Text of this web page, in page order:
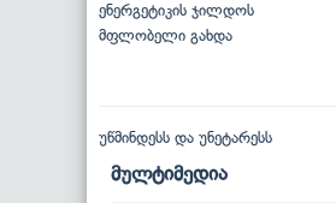
ენერგეტიკის ჯილდოს
მფლობელი გახდა
უწმინდესს და უნეტარესს
მულტიმედია